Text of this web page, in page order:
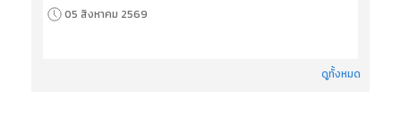
05 สิงหาคม 2569
ดูทั้งหมด